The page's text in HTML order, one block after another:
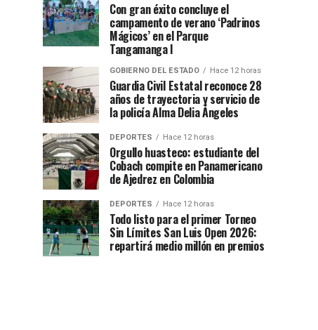
Con gran éxito concluye el
campamento de verano ‘Padrinos
Mágicos’ en el Parque
Tangamanga I
GOBIERNO DEL ESTADO Hace 12 horas
Guardia Civil Estatal reconoce 28
años de trayectoria y servicio de
la policía Alma Delia Ángeles
DEPORTES Hace 12 horas
Orgullo huasteco: estudiante del
Cobach compite en Panamericano
de Ajedrez en Colombia
DEPORTES Hace 12 horas
Todo listo para el primer Torneo
Sin Límites San Luis Open 2026:
repartirá medio millón en premios